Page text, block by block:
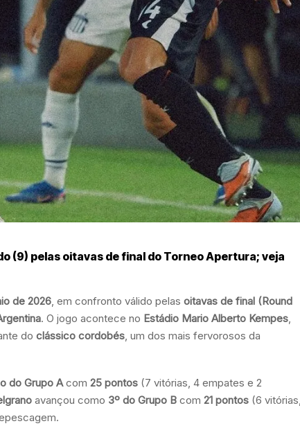
(9) pelas oitavas de final do Torneo Apertura; veja
de 2026 , em confronto válido pelas oitavas de final (Round
. O jogo acontece no Estádio Mario Alberto Kempes
do clássico cordobés , um dos mais fervorosos da
do Grupo Acom 25 pontos (7 vitórias, 4 empates e 2
avançou como 3º do Grupo B com 21 pontos (6 vitórias,